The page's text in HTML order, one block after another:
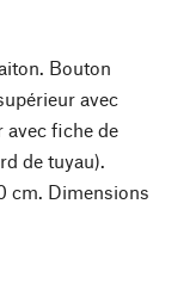
Bouton
avec
fiche de
de tuyau).
cm. Dimensions